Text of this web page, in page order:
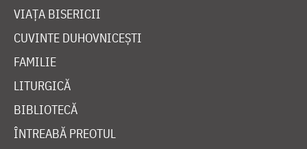
VIAȚA BISERICII
CUVINTE DUHOVNICEȘTI
FAMILIE
LITURGICĂ
BIBLIOTECĂ
ÎNTREABĂ PREOTUL